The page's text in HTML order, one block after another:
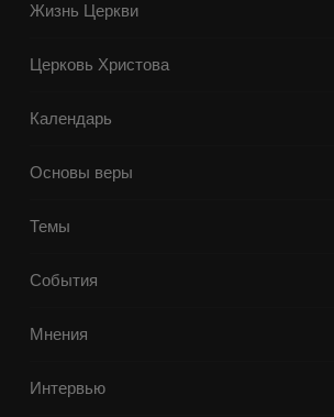
Жизнь Церкви
Церковь Христова
Календарь
Основы веры
Темы
События
Мнения
Интервью